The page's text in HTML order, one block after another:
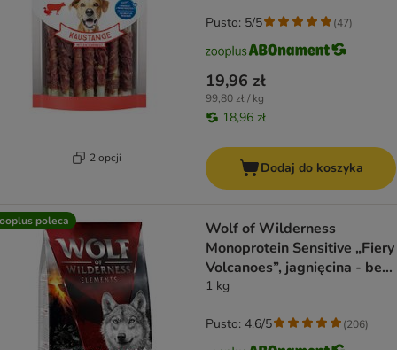
2 opcji
19,96 zł
99,80 zł / kg
18,96 zł
Pusto: 5/5 (47)
Dodaj do koszyka
poleca
Wolf of Wilderness
Monoprotein Sensitive „Fiery
Volcanoes”, jagnięcina - bez
zbóż
1 kg
Pusto: 4.6/5 (206)